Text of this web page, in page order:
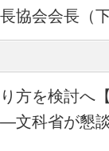
協会会長（
方を検討へ
文科省が懇